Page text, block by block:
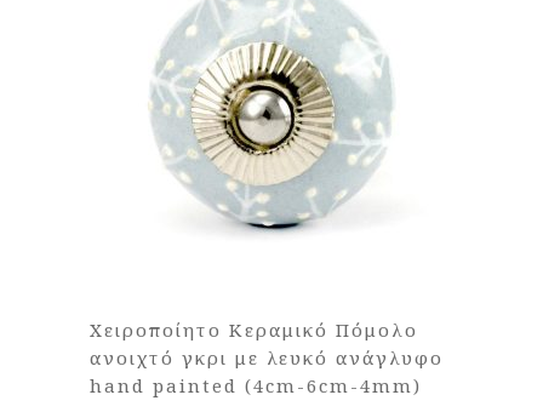
Χειροποίητο Κεραμικό Πόμολο
ανοιχτό γκρι με λευκό ανάγλυφο
hand painted (4cm-6cm-4mm)